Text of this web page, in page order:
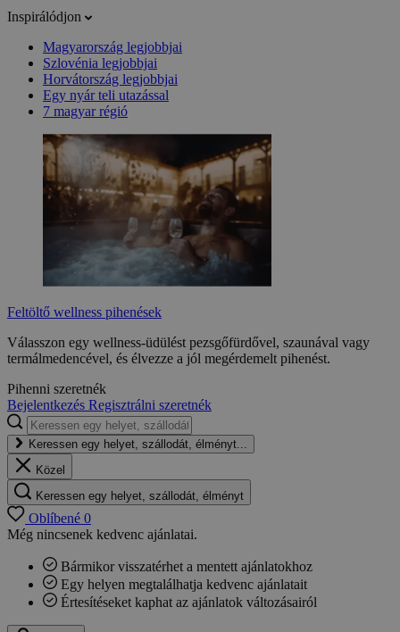
Inspirálódjon
Magyarország legjobbjai
Szlovénia legjobbjai
Horvátország legjobbjai
Egy nyár teli utazással
7 magyar régió
Feltöltő wellness pihenések
Válasszon egy wellness-üdülést pezsgőfürdővel, szaunával vagy
termálmedencével, és élvezze a jól megérdemelt pihenést.
Pihenni szeretnék
Bejelentkezés Regisztrálni szeretnék
Keressen egy helyet, szállodát, élményt...
Közel
Keressen egy helyet, szállodát, élményt
Oblíbené 0
Még nincsenek kedvenc ajánlatai.
Bármikor visszatérhet a mentett ajánlatokhoz
Egy helyen megtalálhatja kedvenc ajánlatait
Értesítéseket kaphat az ajánlatok változásairól